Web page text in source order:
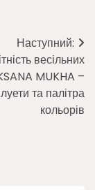
Наступний:
весільних
MUKHA –
та палітра
кольорів